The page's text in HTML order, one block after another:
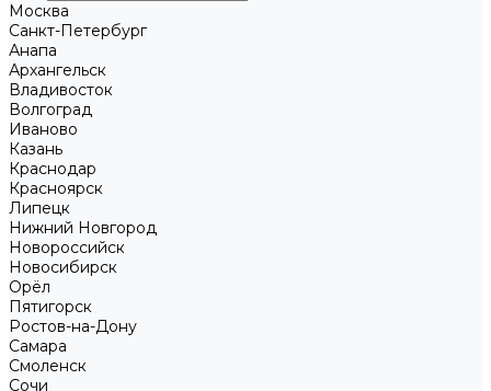
Москва
Санкт-Петербург
Анапа
Архангельск
Владивосток
Волгоград
Иваново
Казань
Краснодар
Красноярск
Липецк
Нижний Новгород
Новороссийск
Новосибирск
Орёл
Пятигорск
Ростов-на-Дону
Самара
Смоленск
Сочи